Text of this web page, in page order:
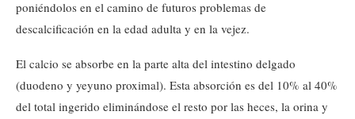
poniéndolos en el camino de futuros problemas de
descalcificación en la edad adulta y en la vejez.
El calcio se absorbe en la parte alta del intestino delgado
(duodeno y yeyuno proximal). Esta absorción es del 10% al 40%
del total ingerido eliminándose el resto por las heces, la orina y